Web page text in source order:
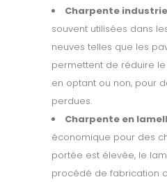
Charpente
souvent utilisées dans
neuves telles que les
permettent de réduire
en optant ou non, pour
perdues.
Charpente en
économique pour des
portée est élevée, le
procédé de fabrication